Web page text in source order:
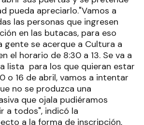
pueda apreciarlo."Vamos a
las personas que ingresen
en las butacas, para eso
gente se acerque a Cultura a
el horario de 8:30 a 13. Se va a
lista para los que quieran estar
o 16 de abril, vamos a intentar
no se produzca una
que ojala pudiéramos
a todos", indicó la
a la forma de inscripción,